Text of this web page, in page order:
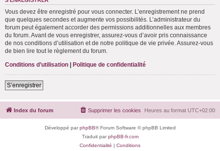
Vous devez être enregistré pour vous connecter. L’enregistrement ne prend
que quelques secondes et augmente vos possibilités. L’administrateur du
forum peut également accorder des permissions additionnelles aux membres
du forum. Avant de vous enregistrer, assurez-vous d’avoir pris connaissance
de nos conditions d’utilisation et de notre politique de vie privée. Assurez-vous
de bien lire tout le règlement du forum.
Conditions d’utilisation | Politique de confidentialité
S’enregistrer
Index du forum Heures au format UTC+02:00
Supprimer les cookies
Développé parphpBB® Forum Software © phpBB Limited
Traduit parphpBB-fr.com
Confidentialité | Conditions